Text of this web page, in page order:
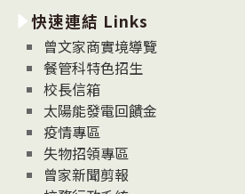
消
息
News
快速連結 Links
曾文家商實境導覽
餐管科特色招生
校長信箱
太陽能發電回饋金
疫情專區
失物招領專區
曾家新聞剪報